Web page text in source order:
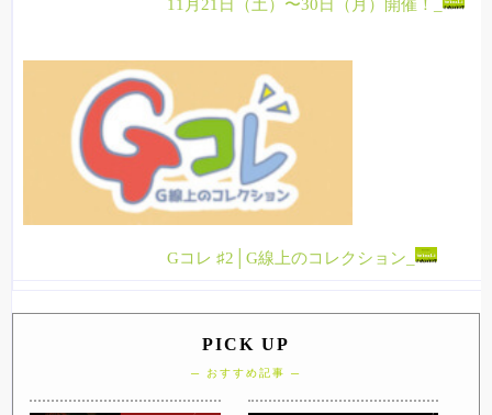
11月21日（土）〜30日（月）開催！_
Gコレ ♯2│G線上のコレクション_
PICK UP
─ おすすめ記事 ─